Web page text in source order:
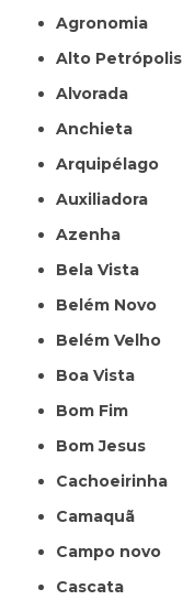
Agronomia
Alto Petrópolis
Alvorada
Anchieta
Arquipélago
Auxiliadora
Azenha
Bela Vista
Belém Novo
Belém Velho
Boa Vista
Bom Fim
Bom Jesus
Cachoeirinha
Camaquã
Campo novo
Cascata